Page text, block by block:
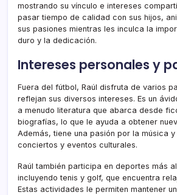
mostrando su vínculo e intereses
pasar tiempo de calidad con sus hijos,
sus pasiones mientras les inculca la
duro y la dedicación.
Intereses personales y
Fuera del fútbol, Raúl disfruta de varios
reflejan sus diversos intereses. Es un
a menudo literatura que abarca desde
biografías, lo que le ayuda a obtener
Además, tiene una pasión por la música
conciertos y eventos culturales.
Raúl también participa en deportes más
incluyendo tenis y golf, que encuentra
Estas actividades le permiten mantener